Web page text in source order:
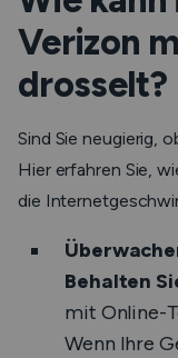
Verizon
drosselt?
Sind Sie neugierig,
Hier erfahren Sie,
die
Behalten
mit Online-
Wenn Ihre